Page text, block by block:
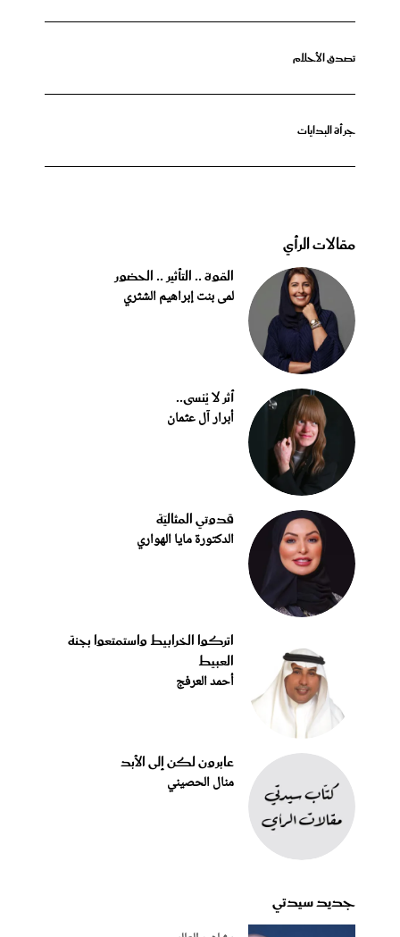
تصدق الأحلام
جرأة البدايات
مقالات الرأي
القوة .. التأثير .. الحضور
لمى بنت إبراهيم الشثري
أثر لا يُنسى..
أبرار آل عثمان
قدوتي المثاليّة
الدكتورة مايا الهواري
اتركوا الخرابيط واستمتعوا بجنة
العبيط
أحمد العرفج
عابرون لكن إلى الأبد
منال الحصيني
جديد سيدتي